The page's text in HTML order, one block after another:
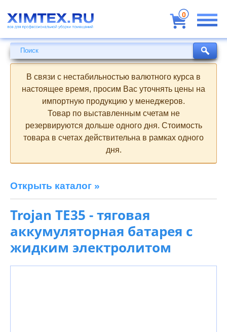
для
профессиональной
уборки
помещений
Поиск
В связи с нестабильностью валютного курса в
настоящее время, просим Вас уточнять цены на
импортную продукцию у менеджеров.
Товар по выставленным счетам не
резервируются дольше одного дня. Стоимость
товара в счетах действительна в рамках одного
дня.
Открыть каталог »
Trojan TE35 - тяговая
аккумуляторная батарея с
жидким электролитом
Поиск
0